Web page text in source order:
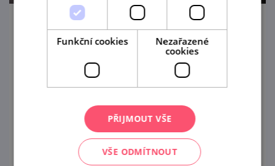
Landartový festival DER WEG - CESTA
23. 8. — 28. 8. '26
DER WEG / CESTA je několikadenní
krasu a Drahanské vrchoviny, který
propojuje umění, historii a krajinu zaniklých
středověkých vesnic. Návštěvníky čekají
komentované procházky, debaty,
prohlédnout
Funkční cookies
Nezařazené
cookies
PŘIJMOUT VŠE
VŠE ODMÍTNOUT